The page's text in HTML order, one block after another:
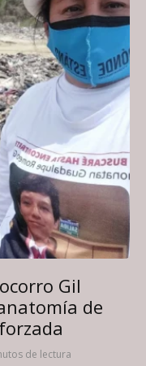
Gil
de
de lectura